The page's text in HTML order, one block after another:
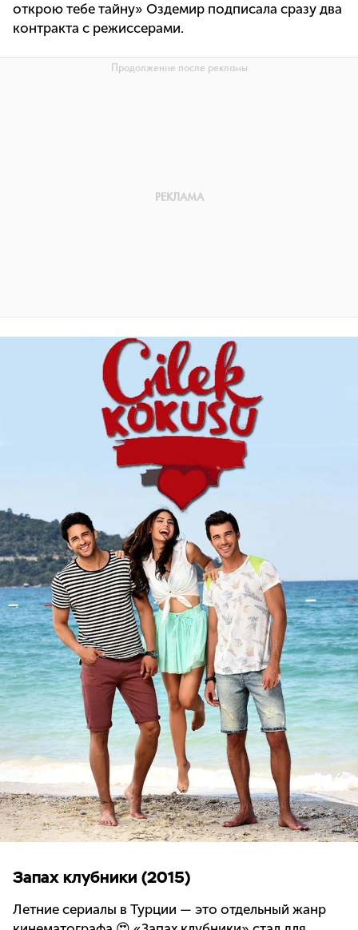
открою тебе тайну» Оздемир подписала сразу два
контракта с режиссерами.
Запах клубники (2015)
Летние сериалы в Турции — это отдельный жанр